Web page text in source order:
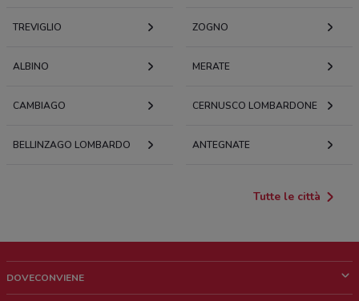
TREVIGLIO ZOGNO
ALBINO MERATE
CAMBIAGO CERNUSCO LOMBARDONE
BELLINZAGO LOMBARDO ANTEGNATE
Tutte le città
DOVECONVIENE